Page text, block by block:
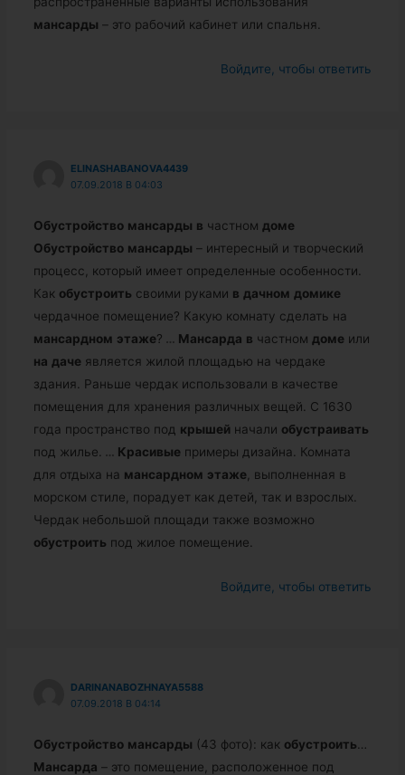
мансарды – это рабочий кабинет или спальня.
Войдите, чтобы ответить
ELINASHABANOVA4439
07.09.2018 В 04:03
Обустройство мансарды в частном доме
Обустройство мансарды – интересный и творческий
процесс, который имеет определенные особенности.
Как обустроить своими руками в дачном домике
чердачное помещение? Какую комнату сделать на
мансардном этаже? … Мансарда в частном доме или
на даче является жилой площадью на чердаке
здания. Раньше чердак использовали в качестве
помещения для хранения различных вещей. С 1630
года пространство под крышей начали обустраивать
под жилье.
… Красивые примеры дизайна. Комната
для отдыха на мансардном этаже , выполненная в
морском стиле, порадует как детей, так и взрослых.
Чердак небольшой площади также возможно
обустроить под жилое помещение.
Войдите, чтобы ответить
DARINANABOZHNAYA5588
07.09.2018 В 04:14
Обустройство мансарды (43 фото): как обустроить
Мансарда – это помещение, расположенное под